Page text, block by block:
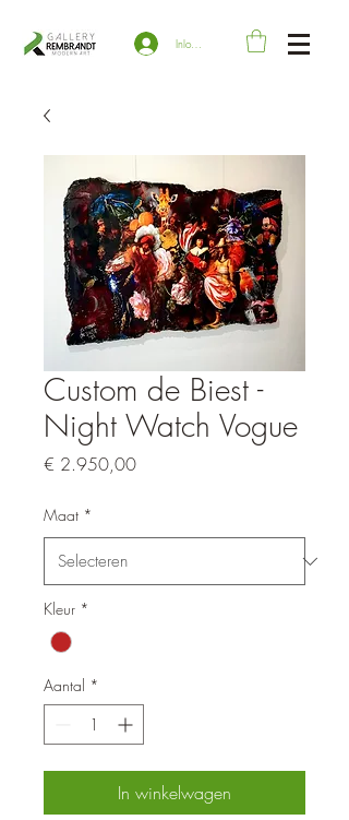
Inloggen
Custom de Biest -
Night Watch Vogue
€ 2.950,00Prijs
Maat *
Kleur *
Aantal *
In winkelwagen